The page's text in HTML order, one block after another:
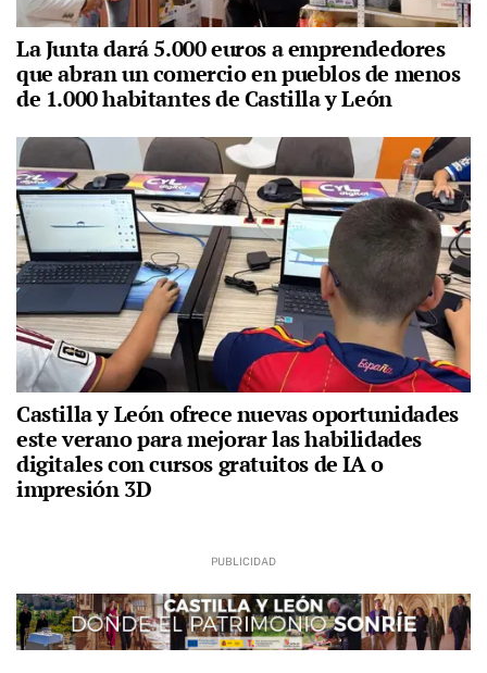
La Junta dará 5.000 euros a emprendedores
que abran un comercio en pueblos de menos
de 1.000 habitantes de Castilla y León
Castilla y León ofrece nuevas oportunidades
este verano para mejorar las habilidades
digitales con cursos gratuitos de IA o
impresión 3D